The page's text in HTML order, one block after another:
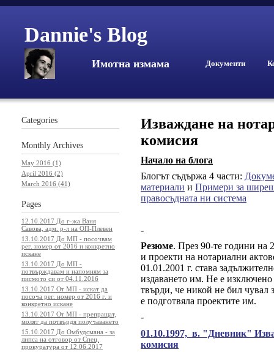
Dannie's Blog
Имотна измама Документи
Изваждане на
комисия
Начало на блога
Блогът съдържа 4 части:
материали и Примери за
правосъдната ни система
-
Резюме. През 90-те години на
и проекти на нотариални
01.01.2001 г. става
издаването им. Не е
твърди, че никой не бил чувал
е подготвяла проектите им.
-
01.10.1997, в. "Дневник"
комисия
Categories
Monthly Archives
May 2016 (1)
April 2016 (2)
March 2016 (41)
Pages
12.10.2017 До г-жа Ваня
Савова, адм. р-л на ОП-Плевен
13.10.2017 До МП - посочвам
рег. номер от 2016 и конкретно
искане
13.10.2017 До МП -
потвърждавам и напомням за
писмото си от 04.11.2016
13.10.2017 От МП - искат да
посоча рег. номер от 2016 г. и
конкретно искане
13.10.2017 От МП - препращат,
молят да потвърдя получаването
15.10.2017 До Омбудсмана - за
липса на отговор от Спец.
прокуратура от 12.06.2017